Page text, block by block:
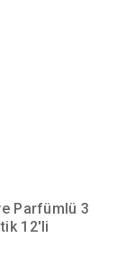
Parfümlü 3
12'li